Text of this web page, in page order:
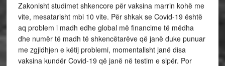
Zakonisht studimet shkencore për vaksina marrin kohë me
vite, mesatarisht mbi 10 vite. Për shkak se Covid-19 është
aq problem i madh edhe global më financime të mëdha
dhe numër të madh të shkencëtarëve që janë duke punuar
me zgjidhjen e këtij problemi, momentalisht janë disa
vaksina kundër Covid-19 që janë në testim e sipër. Por